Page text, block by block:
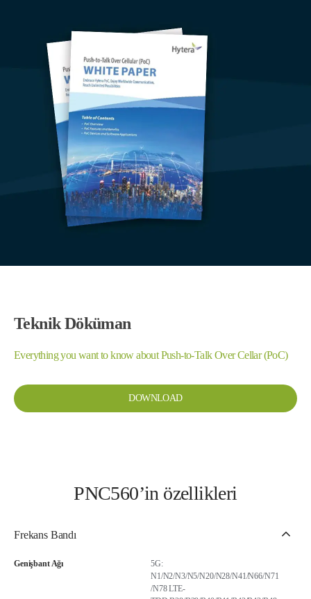
Teknik Döküman
Everything you want to know about Push-to-Talk Over Cellar (PoC)
DOWNLOAD
PNC560’in özellikleri
Frekans Bandı
Genişbant Ağı
5G:
N1/N2/N3/N5/N20/N28/N41/N66/N71
/N78 LTE-